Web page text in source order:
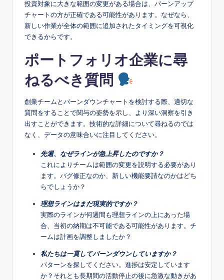
投資対象に大きな範囲の変更がある場合は、バーンアップ
チャートの方が正確である可能性があります。なぜなら、
新しい作業が全体の範囲に追加されたタイミングを可視化
できるからです。
ポートフォリオ企業に尋
ねるべき質問
創業チームとバーンダウンチャートを検討する際、適切な
質問をすることで関与の姿勢を示し、より深い洞察を引き
出すことができます。技術的な詳細について尋ねるのでは
なく、データの意味合いに注目してください。
先週、なぜラインが急上昇したのですか？
これによりチームは範囲の変更を説明する必要があり
ます。バグ修正なのか、新しい機能要請なのかはどち
らでしょうか？
理想ラインはまだ現実的ですか？
実際のラインが何週間も理想ラインの上にあった場
合、当初の納期は不可能である可能性があります。チ
ームは計画を調整しましたか？
私たちは一貫してバーンダウンしていますか？
パターンを探してください。進捗は安定しています
か？それとも長期間の活動停止の後に急激な動きがあ